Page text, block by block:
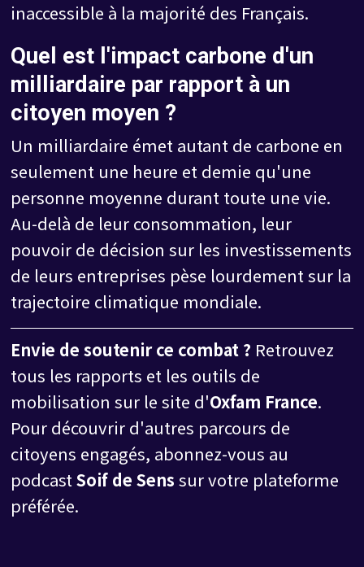
inaccessible à la majorité des Français.
Quel est l'impact carbone d'un
milliardaire par rapport à un
citoyen moyen ?
Un milliardaire émet autant de carbone en
seulement une heure et demie qu'une
personne moyenne durant toute une vie.
Au-delà de leur consommation, leur
pouvoir de décision sur les investissements
de leurs entreprises pèse lourdement sur la
trajectoire climatique mondiale.
Envie de soutenir ce combat ? Retrouvez
tous les rapports et les outils de
mobilisation sur le site d'Oxfam France.
Pour découvrir d'autres parcours de
citoyens engagés, abonnez-vous au
podcastSoif de Sens sur votre plateforme
préférée.